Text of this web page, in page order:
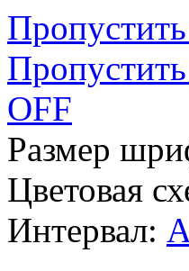
OFF
Размер
Цветовая
Интервал: